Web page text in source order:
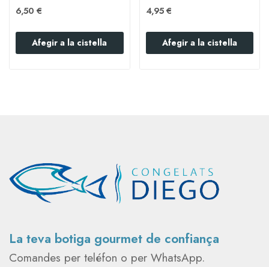
6,50 €
Afegir a la cistella
4,95 €
Afegir a la cistella
La teva botiga gourmet de confiança
Comandes per teléfon o per WhatsApp.